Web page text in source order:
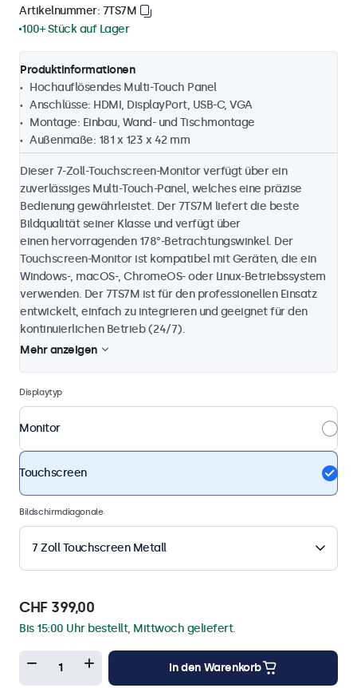
Artikelnummer: 7TS7M
100+ Stück auf Lager
Produktinformationen
Hochauflösendes Multi-Touch Panel
Anschlüsse: HDMI, DisplayPort, USB-C, VGA
Montage: Einbau, Wand- und Tischmontage
Außenmaße: 181 x 123 x 42 mm
Dieser 7-Zoll-Touchscreen-Monitor verfügt über ein
zuverlässiges Multi-Touch-Panel, welches eine präzise
Bedienung gewährleistet. Der 7TS7M liefert die beste
Bildqualität seiner Klasse und verfügt über
einen hervorragenden 178°-Betrachtungswinkel. Der
Touchscreen-Monitor ist kompatibel mit Geräten, die ein
Windows-, macOS-, ChromeOS- oder Linux-Betriebssystem
verwenden. Der 7TS7M ist für den professionellen Einsatz
entwickelt, einfach zu integrieren und geeignet für den
kontinuierlichen Betrieb (24/7).
Mehr anzeigen
Displaytyp
Monitor
Touchscreen
Bildschirmdiagonale
7 Zoll Touchscreen Metall
CHF 399,00
Bis 15:00 Uhr bestellt, Mittwoch geliefert.
In den Warenkorb